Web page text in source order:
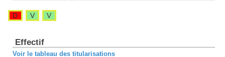
D V V
Effectif
Voir le tableau des titularisations